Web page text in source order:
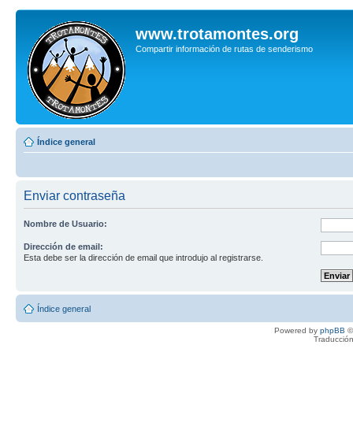
www.trotamontes.org
Compartir información de rutas de senderismo
Índice general
Enviar contraseña
Nombre de Usuario:
Dirección de email:
Esta debe ser la dirección de email que introdujo al registrarse.
Índice general
Powered by phpBB